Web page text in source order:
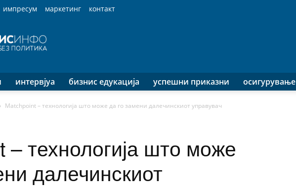
импресум маркетинг
контакт
интервјуа бизнис едукација успешни приказни осигурување
Matchpoint – технологија што може да го замени далечинскиот управувач
– технологија што може
далечинскиот